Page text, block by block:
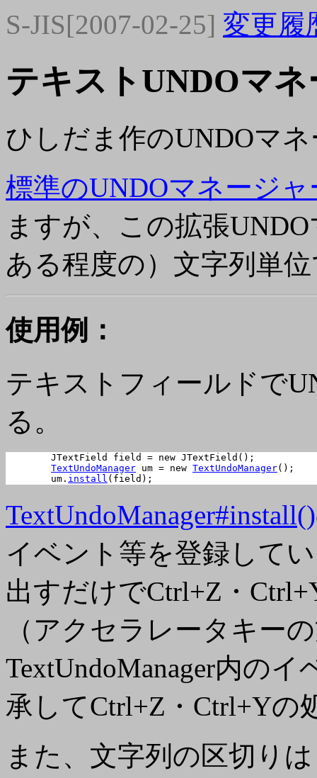
S-JIS[2007-02-25] 変更履
テキストUNDOマ
ひしだま作のUNDOマ
標準のUNDOマネージャ
ますが、この拡張
ある程度の）文字列単
使用例：
テキストフィールドで
る。
TextUndoManager um = new TextUndoManager();
	um.
install
TextUndoManager#install()
イベント等を登録して
出すだけでCtrl+Z・
（アクセラレータキー
TextUndoManager内の
承してCtrl+Z・Ctrl+Yの
また、文字列の区切り